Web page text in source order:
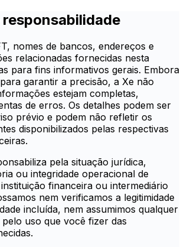
nomes de bancos, endereços e
relacionadas fornecidas nesta
para fins informativos gerais. Embora
garantir a precisão, a Xe não
estejam completas,
de erros. Os detalhes podem ser
prévio e podem não refletir os
disponibilizados pelas respectivas
pela situação jurídica,
ou integridade operacional de
financeira ou intermediário
nem verificamos a legitimidade
incluída, nem assumimos qualquer
pelo uso que você fizer das